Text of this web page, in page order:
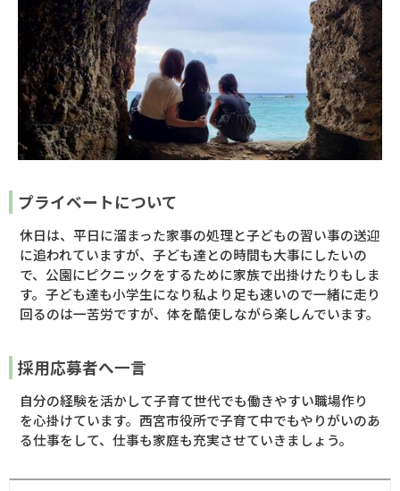
プライベートについて
休日は、平日に溜まった家事の処理と子どもの習い事の送迎
に追われていますが、子ども達との時間も大事にしたいの
で、公園にピクニックをするために家族で出掛けたりもしま
す。子ども達も小学生になり私より足も速いので一緒に走り
回るのは一苦労ですが、体を酷使しながら楽しんでいます。
採用応募者へ一言
自分の経験を活かして子育て世代でも働きやすい職場作り
を心掛けています。西宮市役所で子育て中でもやりがいのあ
る仕事をして、仕事も家庭も充実させていきましょう。